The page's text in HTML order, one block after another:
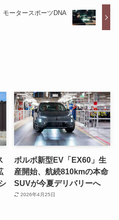
モータースポーツDNA
ボルボ新型EV「EX60」生
産開始、航続810kmの本命
SUVが今夏デリバリーへ
2026年4月25日